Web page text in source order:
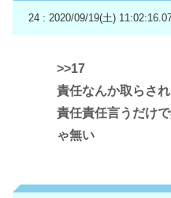
24 : 2020/09/19(土)
>>17
責任なんか取らさ
責任責任言うだけ
ゃ無い